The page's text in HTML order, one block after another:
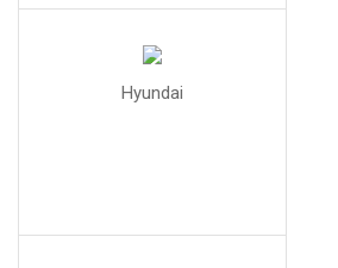
Hyundai